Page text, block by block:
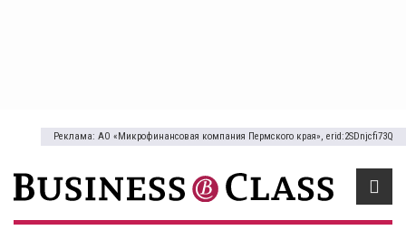
Реклама: АО «Микрофинансовая компания Пермского края», erid:2SDnjcfi73Q